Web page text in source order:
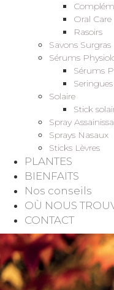
Oral Care
Rasoirs
Savons Surgras
Sérums
Sérums
Solaire
Stick
Spray
Sprays Nasaux
Sticks Lèvres
PLANTES
BIENFAITS
Nos conseils
OÙ NOUS
CONTACT